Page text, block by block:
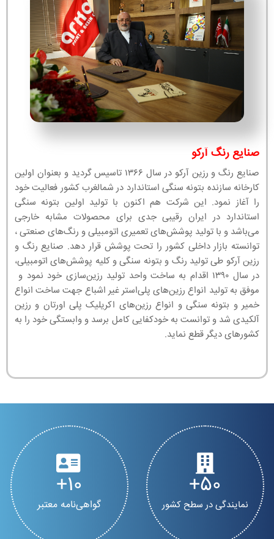
صنایع رنگ آرکو
صنایع رنگ و رزین آرکو در سال ۱۳۶۶ تاسیس گردید و بعنوان اولین
کارخانه سازنده بتونه سنگی استاندارد در شمالغرب کشور فعالیت خود
را آغاز نمود. این شرکت هم اکنون با تولید اولین بتونه سنگی
استاندارد در ایران رقیبی جدی برای محصولات مشابه خارجی
می‌باشد و با تولید پوشش‌های تعمیری اتومبیلی و رنگ‌های صنعتی ،
توانسته بازار داخلی کشور را تحت پوشش قرار دهد. صنایع رنگ و
رزین آرکو طی تولید رنگ و بتونه سنگی و کلیه پوشش‌های اتومبیلی،
در سال ۱۳۹۰ اقدام به ساخت واحد تولید رزین‌سازی خود نمود و
موفق به تولید انواع رزین‌های پلی‌استر غیر اشباع جهت ساخت انواع
خمیر و بتونه سنگی و انواع رزین‌های اکریلیک پلی اورتان و رزین
آلکیدی شد و توانست به خودکفایی کامل برسد و وابستگی خود را به
کشورهای دیگر قطع نماید.
50
نمایندگی در سطح کشور
10
گواهی‌نامه معتبر